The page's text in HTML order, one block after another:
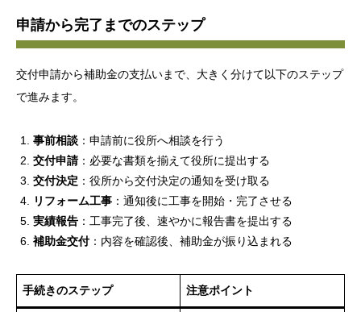
申請から完了までのステップ
交付申請から補助金の支払いまで、大きく分けて以下のステップ
で進みます。
事前相談 ：申請前に役所へ相談を行う
交付申請：必要な書類を揃えて役所に提出する
交付決定 ：役所から交付決定の通知を受け取る
リフォーム工事 ：通知後に工事を開始・完了させる
実績報告 ：工事完了後、速やかに報告書を提出する
補助金交付：内容を確認後、補助金が振り込まれる
手続きのステップ 注意ポイント